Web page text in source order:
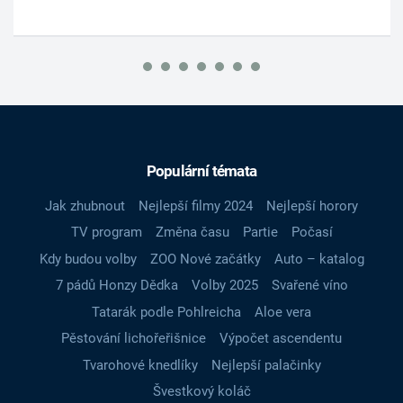
Populární témata
Jak zhubnout Nejlepší filmy 2024
Nejlepší horory
TV program
Změna času Partie
Počasí
Kdy budou volby
ZOO Nové začátky
Auto – katalog
7 pádů Honzy Dědka
Volby 2025
Svařené víno
Tatarák podle Pohlreicha
Aloe vera
Pěstování lichořeřišnice
Výpočet ascendentu
Tvarohové knedlíky
Nejlepší palačinky
Švestkový koláč